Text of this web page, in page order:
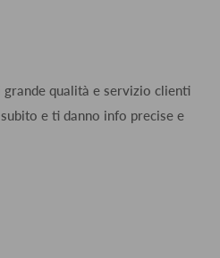
qualità e servizio clienti
e ti danno info precise e